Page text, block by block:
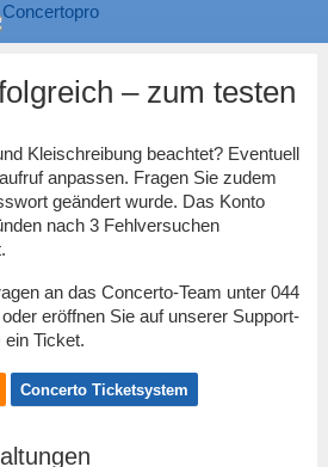
– zum testen
Kleischreibung beachtet? Eventuell
anpassen. Fragen Sie zudem
geändert wurde. Das Konto
nach 3 Fehlversuchen
an das Concerto-Team unter 044
eröffnen Sie auf unserer Support-
ein Ticket.
Concerto Ticketsystem